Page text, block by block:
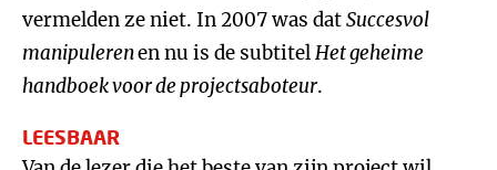
vermelden ze niet. In 2007 was datSuccesvol
manipulerenen nu is de subtitelHet geheime
handboek voor de projectsaboteur.
LEESBAAR